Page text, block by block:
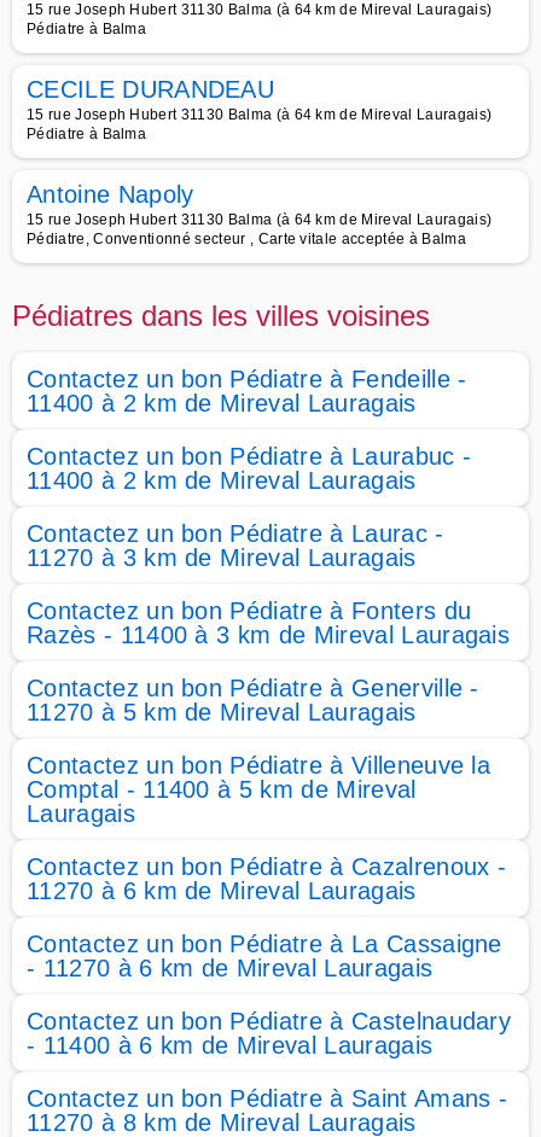
15 rue Joseph Hubert 31130 Balma (à 64 km de Mireval Lauragais)
Pédiatre à Balma
CECILE DURANDEAU
15 rue Joseph Hubert 31130 Balma (à 64 km de Mireval Lauragais)
Pédiatre à Balma
Antoine Napoly
15 rue Joseph Hubert 31130 Balma (à 64 km de Mireval Lauragais)
Pédiatre, Conventionné secteur , Carte vitale acceptée à Balma
Pédiatres dans les villes voisines
Contactez un bon Pédiatre à Fendeille -
11400 à 2 km de Mireval Lauragais
Contactez un bon Pédiatre à Laurabuc -
11400 à 2 km de Mireval Lauragais
Contactez un bon Pédiatre à Laurac -
11270 à 3 km de Mireval Lauragais
Contactez un bon Pédiatre à Fonters du
Razès - 11400 à 3 km de Mireval Lauragais
Contactez un bon Pédiatre à Generville -
11270 à 5 km de Mireval Lauragais
Contactez un bon Pédiatre à Villeneuve la
Comptal - 11400 à 5 km de Mireval
Lauragais
Contactez un bon Pédiatre à Cazalrenoux -
11270 à 6 km de Mireval Lauragais
Contactez un bon Pédiatre à La Cassaigne
- 11270 à 6 km de Mireval Lauragais
Contactez un bon Pédiatre à Castelnaudary
- 11400 à 6 km de Mireval Lauragais
Contactez un bon Pédiatre à Saint Amans -
11270 à 8 km de Mireval Lauragais